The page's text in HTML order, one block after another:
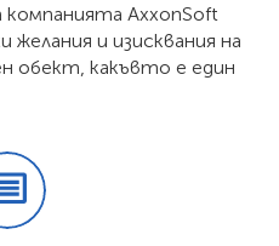
AxxonSoft
желания и изисквания на
обект, какъвто е един